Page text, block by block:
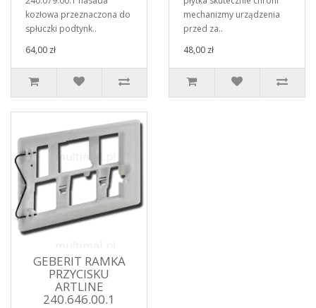
kozłowa przeznaczona do
spłuczki podtynk..
64,00 zł
mechanizmy urządzenia
przed za..
48,00 zł
GEBERIT RAMKA
PRZYCISKU
ARTLINE
240.646.00.1